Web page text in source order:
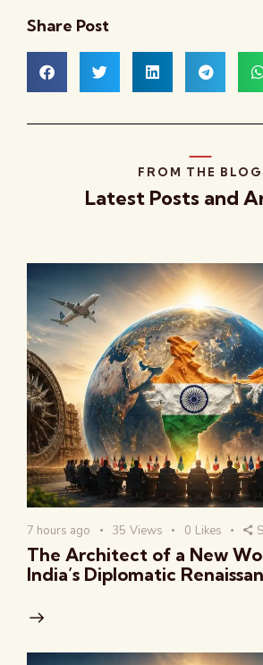
Share Post
FROM THE BLOG
Latest Posts and
7 hours ago 35 Views 0 Likes
The Architect of a New
India’s Diplomatic